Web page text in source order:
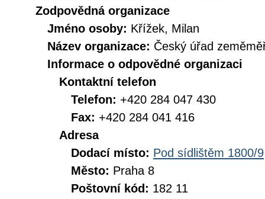
Zodpovědná organizace
Jméno osoby: Křížek, Milan
Název organizace: Český úřad
Informace o odpovědné organizaci
Kontaktní telefon
Telefon: +420 284 047 430
Fax: +420 284 041 416
Adresa
Dodací místo: Pod sídlištěm 1800/9
Město: Praha 8
Poštovní kód: 182 11